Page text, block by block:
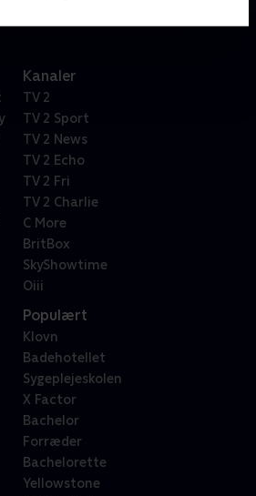
Kanaler
TV 2
TV 2 Sport
TV 2 News
TV 2 Echo
TV 2 Fri
TV 2 Charlie
C More
BritBox
SkyShowtime
Oiii
Populært
Klovn
Badehotellet
Sygeplejeskolen
X Factor
Bachelor
Forræder
Bachelorette
Yellowstone